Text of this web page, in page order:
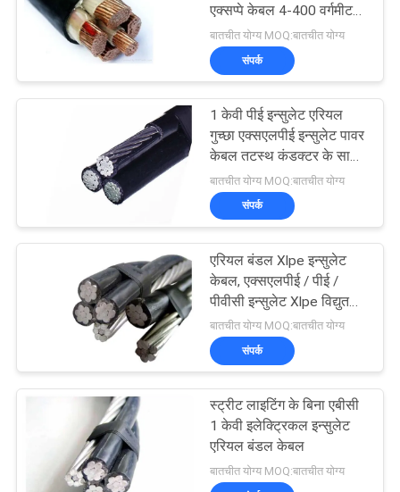
साइटमैप
गोपनीयता
आग प्रतिरोधी केबल
नंगे कंडक्टर
एरियल बंडल केबल
एक्सप्पे केबल 4-400 वर्गमीटर
क्रॉस सेक्शन एरिया के साथ
बातचीत योग्य MOQ:बातचीत योग्य
संपर्क
1 केवी पीई इन्सुलेट एरियल
गुच्छा एक्सएलपीई इन्सुलेट पावर
केबल तटस्थ कंडक्टर के साथ
5 कोर
बातचीत योग्य MOQ:बातचीत योग्य
संपर्क
एरियल बंडल Xlpe इन्सुलेट
केबल, एक्सएलपीई / पीई /
पीवीसी इन्सुलेट Xlpe विद्युत
केबल
बातचीत योग्य MOQ:बातचीत योग्य
संपर्क
स्ट्रीट लाइटिंग के बिना एबीसी
1 केवी इलेक्ट्रिकल इन्सुलेट
एरियल बंडल केबल
बातचीत योग्य MOQ:बातचीत योग्य